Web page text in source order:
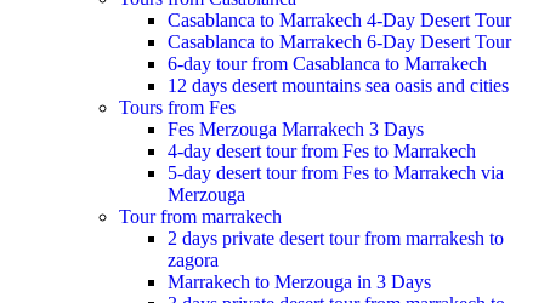
Casablanca to Marrakech 4-Day Desert Tour
Casablanca to Marrakech 6-Day Desert Tour
6-day tour from Casablanca to Marrakech
12 days desert mountains sea oasis and cities
Tours from Fes
Fes Merzouga Marrakech 3 Days
4-day desert tour from Fes to Marrakech
5-day desert tour from Fes to Marrakech via
Merzouga
Tour from marrakech
2 days private desert tour from marrakesh to
zagora
Marrakech to Merzouga in 3 Days